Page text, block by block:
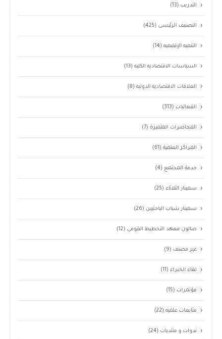
التدريب (13)
التصنيف الرئيسى (425)
التنميه الإقليميه(14)
السياسات الاقتصاديه الكليه(13)
العلاقات الاقتصاديه الدوليه(8)
الفعاليات (313)
المحاضرات المتميزة (7)
المراكز العلمية(61)
خدمة المجتمع (4)
سمينار الثلاثاء(25)
سمينار شباب الباحثيين (26)
صالون معهد التخطيط القومى (12)
غير مصنف (9)
لقاء الخبراء(11)
مؤتمرات (15)
متابعات علميه(22)
ندوات و منتديات (24)